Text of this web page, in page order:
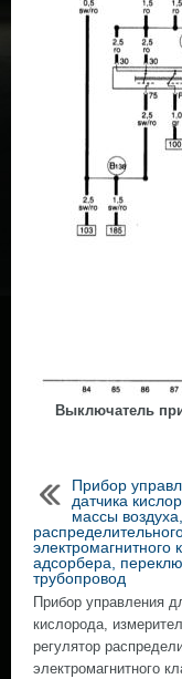
Выключатель
Прибор
датчика
массы
электромагнитного
адсорбера,
трубопровод
Прибор управления
кислорода,
регулятор
электромагнитного